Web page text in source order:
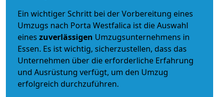
Ein wichtiger Schritt bei der Vorbereitung eines
Umzugs nach Porta Westfalica ist die Auswahl
eines zuverlässigen Umzugsunternehmens in
Essen. Es ist wichtig, sicherzustellen, dass das
Unternehmen über die erforderliche Erfahrung
und Ausrüstung verfügt, um den Umzug
erfolgreich durchzuführen.